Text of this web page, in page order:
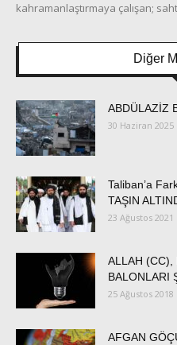
kahramanlaştırmaya çalışan;
Diğer
ABDÜLAZİZ
30 Haziran 2025
Taliban’a
TAŞIN
23 Ağustos 2021
ALLAH (CC),
BALONLARI
25 Ağustos 2018
AFGAN